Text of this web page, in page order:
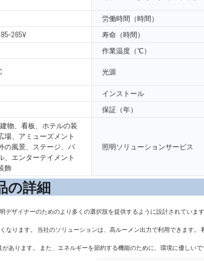
労働時間（時間）
265V
寿命（時間）
作業温度（℃）
光源
インストール
保証（年）
物、看板、ホテルの装
場、アミューズメント
の風景、ステージ、バ
、エンターテイメント
飾
照明ソリューションサービス
詳
デザイナーのためのより多くの選択肢を提供するように設計されてい
なります。 当社のソリューションは、高ルーメン出力で利用できます
あります。 また、エネルギーを節約する機能のために、環境に優しいで